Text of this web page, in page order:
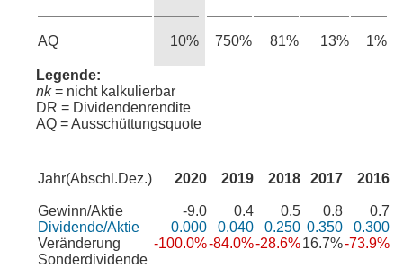
AQ 10% 750% 81% 13% 1%
Legende:
nk= nicht kalkulierbar
DR = Dividendenrendite
AQ = Ausschüttungsquote
Jahr(Abschl.Dez.)
Gewinn/Aktie
Dividende/Aktie
Veränderung
Sonderdividende
2020
-9.0
0.000
-100.0%
2019
0.4
0.040
-84.0%
2018
0.5
0.250
-28.6%
2017
0.8
0.350
16.7%
2016
0.7
0.300
-73.9%